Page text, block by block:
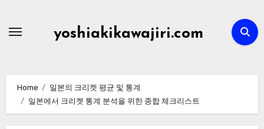
yoshiakikawajiri.com
Home
일본의 크리켓 평균 및 통계
일본에서 크리켓 통계 분석을 위한 종합 체크리스트